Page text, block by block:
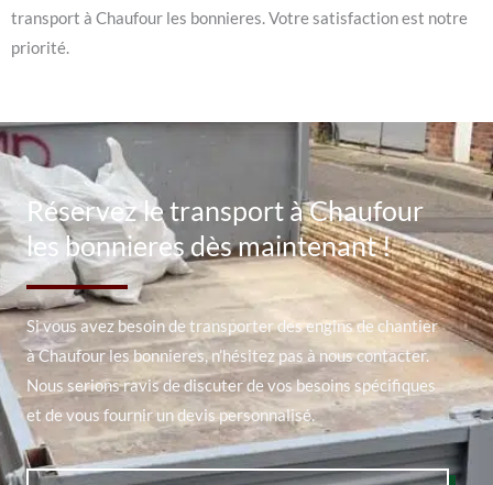
transport à Chaufour les bonnieres. Votre satisfaction est notre
priorité.
Réservez le transport à Chaufour
les bonnieres dès maintenant !
Si vous avez besoin de transporter des engins de chantier
à Chaufour les bonnieres, n’hésitez pas à nous contacter.
Nous serions ravis de discuter de vos besoins spécifiques
et de vous fournir un devis personnalisé.